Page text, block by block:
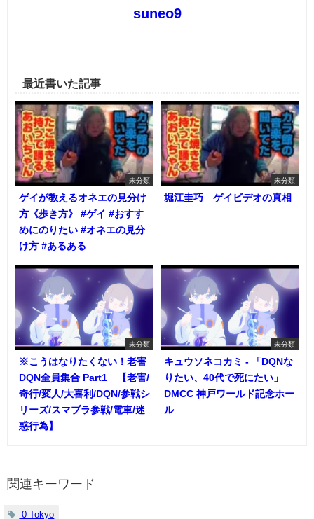
suneo9
最近書いた記事
未分類
ゲイが教えるオネエの見分け
方《歩き方》 #ゲイ #おすす
めにのりたい #オネエの見分
け方 #あるある
未分類
堀江圭巧 ゲイビデオの真相
未分類
※こうはなりたくない！老害
DQN全員集合 Part1 【老害/
奇行/変人/大喜利/DQN/参戦シ
リーズ/スマブラ参戦/電車/迷
惑行為】
未分類
キュウソネコカミ - 「DQNな
りたい、40代で死にたい」
DMCC 神戸ワールド記念ホー
ル
関連キーワード
-0-Tokyo